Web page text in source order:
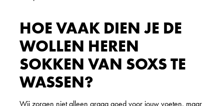
HOE VAAK DIEN JE DE
WOLLEN HEREN
SOKKEN VAN SOXS TE
WASSEN?
Wij zorgen niet alleen graag goed voor jouw voeten, maar